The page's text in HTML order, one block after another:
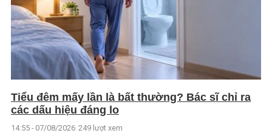
Tiểu đêm mấy lần là bất thường? Bác sĩ chỉ ra
các dấu hiệu đáng lo
14:55 - 07/08/2026 249 lượt xem